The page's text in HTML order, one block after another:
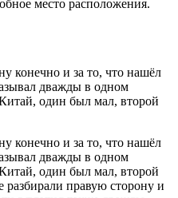
место расположения.
конечно и за то, что нашёл
дважды в одном
один был мал, второй
конечно и за то, что нашёл
дважды в одном
один был мал, второй
правую сторону и